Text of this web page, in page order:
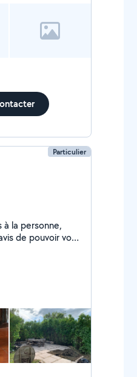
Particulier
à la personne,
de pouvoir vous
particuliers.